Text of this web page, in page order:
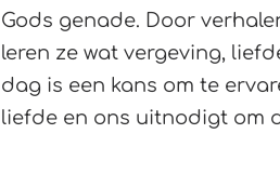
Gods genade. Door
leren ze wat vergeving,
dag is een kans om te
liefde en ons uitnodigt om